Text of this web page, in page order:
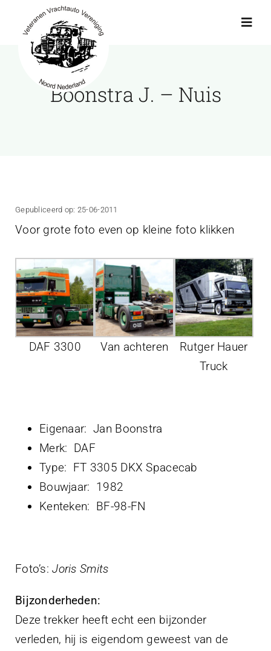
inhoud
Actueel
Interviews
Projecten
Contact
Boonstra J. – Nuis
Gepubliceerd op: 25-06-2011
Voor grote foto even op kleine foto klikken
DAF 3300 Van achteren
Rutger Hauer
Truck
Eigenaar: Jan Boonstra
Merk: DAF
Type: FT 3305 DKX Spacecab
Bouwjaar: 1982
Kenteken: BF-98-FN
Foto’s: Joris Smits
Bijzonderheden:
Deze trekker heeft echt een bijzonder
verleden, hij is eigendom geweest van de